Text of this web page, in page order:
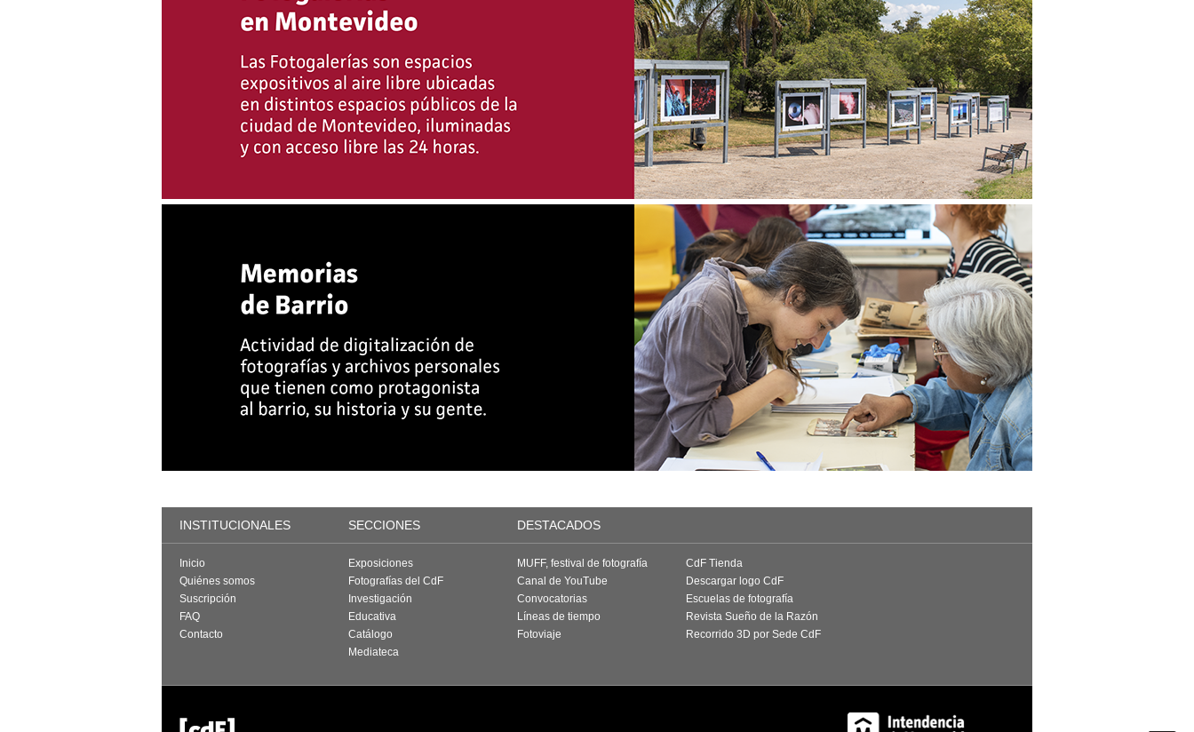
INSTITUCIONALES SECCIONES DESTACADOS
Inicio
Quiénes somos
Suscripción
FAQ
Contacto
Exposiciones
Fotografías del CdF
Investigación
Educativa
Catálogo
Mediateca
MUFF, festival de fotografía
Canal de YouTube
Convocatorias
Líneas de tiempo
Fotoviaje
CdF Tienda
Descargar logo CdF
Escuelas de fotografía
Revista Sueño de la Razón
Recorrido 3D por Sede CdF